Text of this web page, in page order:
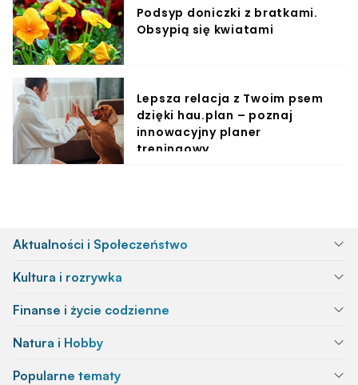
Podsyp doniczki z bratkami.
Obsypią się kwiatami
Lepsza relacja z Twoim psem
dzięki hau.plan – poznaj
innowacyjny planer
treningowy
Aktualności i Społeczeństwo
Kultura i rozrywka
Finanse i życie codzienne
Natura i Hobby
Popularne tematy